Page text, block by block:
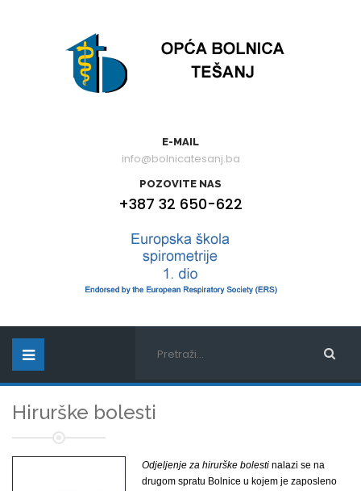
E-MAIL
info@bolnicatesanj.ba
POZOVITE NAS
+387 32 650-622
Hirurške bolesti
Odjeljenje za hirurške bolesti nalazi se na
drugom spratu Bolnice u kojem je zaposleno